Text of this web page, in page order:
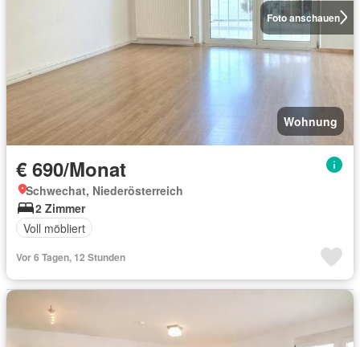
Foto anschauen
Wohnung
€ 690/Monat
Schwechat, Niederösterreich
2 Zimmer
Voll möbliert
Vor 6 Tagen, 12 Stunden